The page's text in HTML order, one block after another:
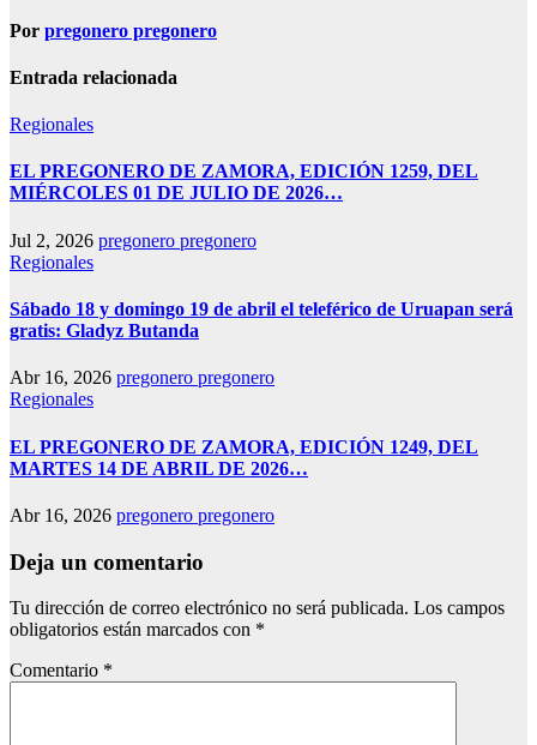
Por pregonero pregonero
Entrada relacionada
Regionales
EL PREGONERO DE ZAMORA, EDICIÓN 1259, DEL
MIÉRCOLES 01 DE JULIO DE 2026…
Jul 2, 2026 pregonero pregonero
Regionales
Sábado 18 y domingo 19 de abril el teleférico de Uruapan será
gratis: Gladyz Butanda
Abr 16, 2026 pregonero pregonero
Regionales
EL PREGONERO DE ZAMORA, EDICIÓN 1249, DEL
MARTES 14 DE ABRIL DE 2026…
Abr 16, 2026 pregonero pregonero
Deja un comentario
Tu dirección de correo electrónico no será publicada. Los campos
obligatorios están marcados con *
Comentario *